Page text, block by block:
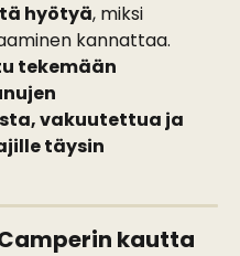
hyötyä, miksi
kannattaa.
tekemään
vakuutettua ja
täysin
kautta